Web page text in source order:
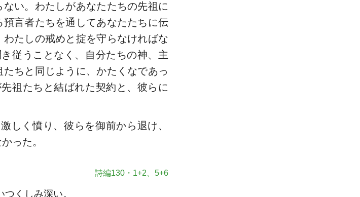
い。わたしがあなたたちの先祖に
言者たちを通してあなたたちに伝
たしの戒めと掟を守らなければな
従うことなく、自分たちの神、主
ちと同じように、かたくなであっ
祖たちと結ばれた契約と、彼らに
しく憤り、彼らを御前から退け、
った。
詩編130・1+2、5+6
くしみ深い。